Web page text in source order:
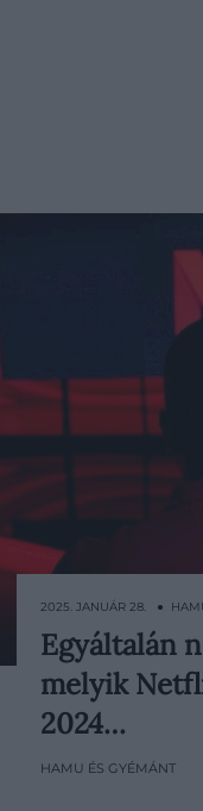
A Netflix
évada
napjaiban, írja a
2025. JANUÁR 28. ●
Egyáltalán
melyik
2024…
HAMU ÉS GYÉMÁNT